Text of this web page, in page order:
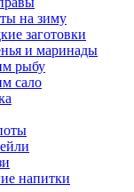
на зиму
заготовки
и маринады
рыбу
сало
напитки